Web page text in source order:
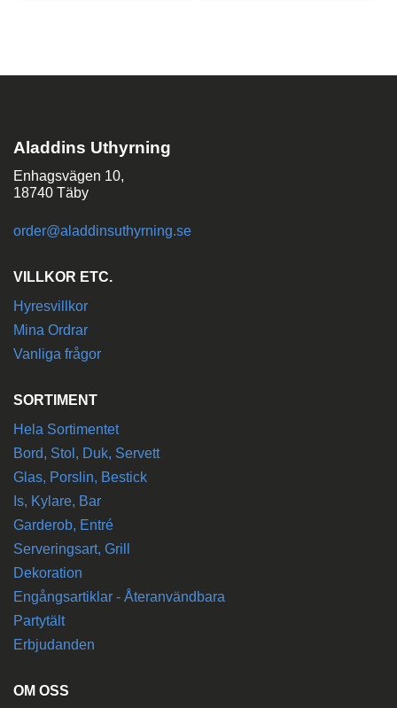
Aladdins Uthyrning
Enhagsvägen 10,
18740 Täby
order@aladdinsuthyrning.se
VILLKOR ETC.
Hyresvillkor
Mina Ordrar
Vanliga frågor
SORTIMENT
Hela Sortimentet
Bord, Stol, Duk, Servett
Glas, Porslin, Bestick
Is, Kylare, Bar
Garderob, Entré
Serveringsart, Grill
Dekoration
Engångsartiklar - Återanvändbara
Partytält
Erbjudanden
OM OSS